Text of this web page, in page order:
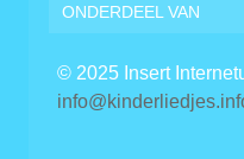
ONDERDEEL VAN
© 2025 Insert